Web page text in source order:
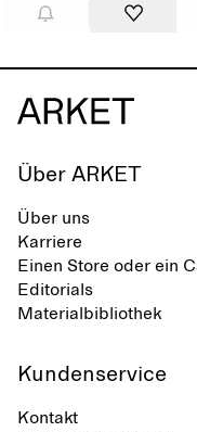
Über ARKET
Über uns
Karriere
Einen Store oder ein
Editorials
Materialbibliothek
Kundenservice
Kontakt